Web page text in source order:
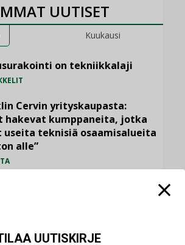
UUTISET
Kuukausi
on tekniikkalaji
Cervin yrityskaupasta:
hakevat kumppaneita, jotka
useita teknisiä osaamisalueita
alle”
UUTISKIRJE